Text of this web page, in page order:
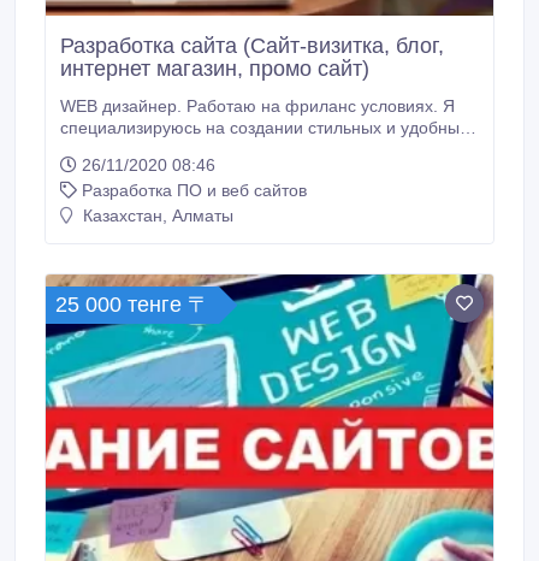
Разработка сайта (Сайт-визитка, блог,
интернет магазин, промо сайт)
WEB дизайнер. Работаю на фриланс условиях. Я
специализируюсь на создании стильных и удобных
Одностраничный сайт Создание одностраничного
сайта под ключ. Используется для сбора контактных
данных, для продажи товаров и услуг, призыв к
26/11/2020 08:46
Разработка ПО и веб сайтов
Казахстан, Алматы
25 000 тенге 〒